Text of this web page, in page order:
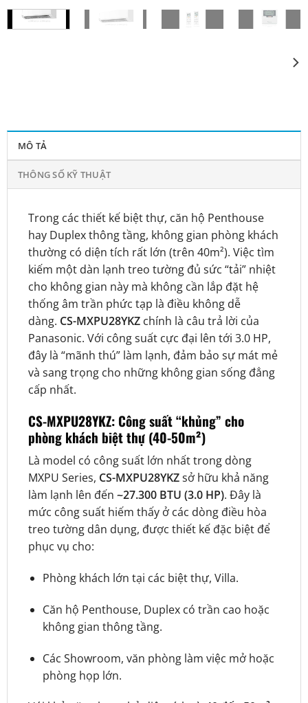
MÔ TẢ
THÔNG SỐ KỸ THUẬT
Trong các thiết kế biệt thự, căn hộ Penthouse
hay Duplex thông tầng, không gian phòng khách
thường có diện tích rất lớn (trên 40m²). Việc tìm
kiếm một dàn lạnh treo tường đủ sức “tải” nhiệt
cho không gian này mà không cần lắp đặt hệ
thống âm trần phức tạp là điều không dễ
dàng. CS-MXPU28YKZchính là câu trả lời của
Panasonic. Với công suất cực đại lên tới 3.0 HP,
đây là “mãnh thú” làm lạnh, đảm bảo sự mát mẻ
và sang trọng cho những không gian sống đẳng
cấp nhất.
CS-MXPU28YKZ: Công suất “khủng” cho
phòng khách biệt thự (40-50m²)
Là model có công suất lớn nhất trong dòng
MXPU Series, CS-MXPU28YKZsở hữu khả năng
làm lạnh lên đến ~27.300 BTU (3.0 HP). Đây là
mức công suất hiếm thấy ở các dòng điều hòa
treo tường dân dụng, được thiết kế đặc biệt để
phục vụ cho:
Phòng khách lớn tại các biệt thự, Villa.
Căn hộ Penthouse, Duplex có trần cao hoặc
không gian thông tầng.
Các Showroom, văn phòng làm việc mở hoặc
phòng họp lớn.